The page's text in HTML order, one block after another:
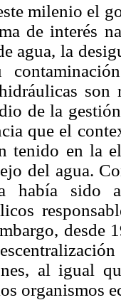
milenio el
de interés
agua, la
son
de la
que el
tenido en la
del agua.
había sido
desde
al igual
organismos